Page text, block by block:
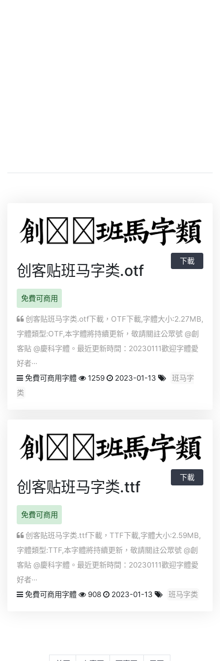
创客贴班马字类.otf
下載
免費可商用
创客贴班马字类.otf下載， OTF下載,字體大小:2.27MB,
字體類型:OTF,本字體將持續更新，敬請關註公眾號 @創
客貼 @慶科字體。最近更新時間：20230111歡迎字體愛
好者···
免費可商用字體
1259 2023-01-13
班马字
类
创客贴班马字类.ttf
下載
免費可商用
创客贴班马字类.ttf下載， TTF下載,字體大小:2.59MB,
字體類型:TTF,本字體將持續更新，敬請關註公眾號 @創
客貼 @慶科字體。最近更新時間：20230111歡迎字體愛
好者···
免費可商用字體
908 2023-01-13 班马字类